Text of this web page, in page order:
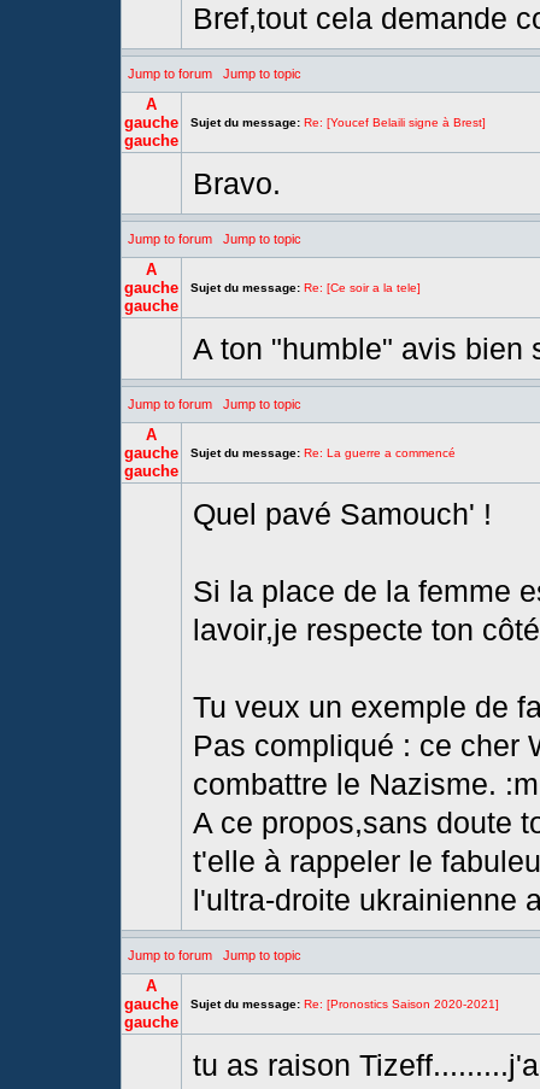
Bref,tout cela demande
Jump to forum Jump to topic
A
gauche
gauche
Sujet du message: Re: [Youcef Belaili signe à Brest]
Bravo.
Jump to forum Jump to topic
A
gauche
gauche
Sujet du message: Re: [Ce soir a la tele]
A ton "humble" avis bien
Jump to forum Jump to topic
A
gauche
gauche
Sujet du message: Re: La guerre a commencé
Quel pavé Samouch' !
Si la place de la femme
lavoir,je respecte ton
Tu veux un exemple de
Pas compliqué : ce cher
combattre le Nazisme.
A ce propos,sans doute
t'elle à rappeler le
l'ultra-droite ukrainienne
Jump to forum Jump to topic
A
gauche
gauche
Sujet du message: Re: [Pronostics Saison 2020-2021]
tu as raison